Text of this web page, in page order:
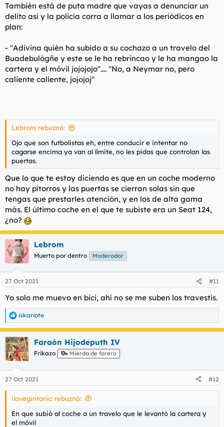
:
También está de puta madre que vayas a denunciar un
delito así y la policía corra a llamar a los periódicos en
plan:
- "Adivina quién ha subido a su cochazo a un travelo del
Buadebulógñe y este se le ha rebrincao y le ha mangao la
cartera y el móvil jojojojo".... "No, a Neymar no, pero
caliente caliente, jojojoj"
Lebrom rebuznó:
Ojo que son futbolistas eh, entre conducir e intentar no
cagarse encima ya van al límite, no les pidas que controlan las
puertas.
Que lo que te estoy diciendo es que en un coche moderno
no hay pitorros y las puertas se cierran solas sin que
tengas que prestarles atención, y en los de alta gama
más. El último coche en el que te subiste era un Seat 124,
¿no?
Lebrom
Muerto por dentro Moderador
27 Oct 2021 #11
Yo solo me muevo en bici, ahí no se me suben los travestis.
R
e
a
c
c
i
e
s
iskariote
Faraón Hijodeputh IV
Frikazo Mierda de forero
27 Oct 2021 #12
ilovegintonic rebuznó:
En que subió al coche a un travelo que le levantó la cartera y
el móvil